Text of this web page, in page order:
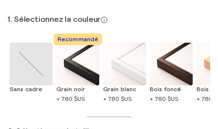
1. Sélectionnez la couleur
Sans cadre
Recommandé
Grain noir
+ 780 $US
Grain blanc
+ 780 $US
Bois foncé
+ 780 $US
Bois
+ 780